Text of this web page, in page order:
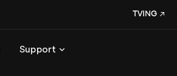
Support
TVING